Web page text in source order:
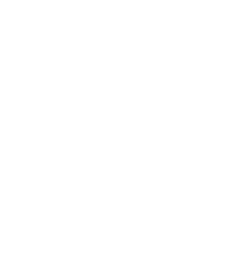
Andalucía
mujeres